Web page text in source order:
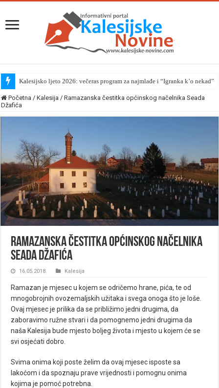
Kalesijsko ljeto 2026: večeras program za najmlađe i “Igranka k’o nekad”
Početna / Kalesija / Ramazanska čestitka općinskog načelnika Seada
Džafića
Ramazanska čestitka općinskog načelnika
Seada Džafića
16.05.2018. Kalesija
Ramazan je mjesec u kojem se odričemo hrane, pića, te od
mnogobrojnih ovozemaljskih užitaka i svega onoga što je loše.
Ovaj mjesec je prilika da se približimo jedni drugima, da
zaboravimo ružne stvari i da pomognemo jedni drugima da
naša Kalesija bude mjesto boljeg života i mjesto u kojem će se
svi osjećati dobro.
Svima onima koji poste želim da ovaj mjesec isposte sa
lakoćom i da spoznaju prave vrijednosti i pomognu onima
kojima je pomoć potrebna.